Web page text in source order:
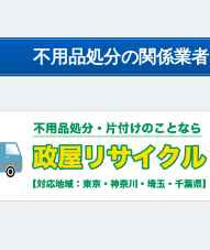
不用品処分の関係業者